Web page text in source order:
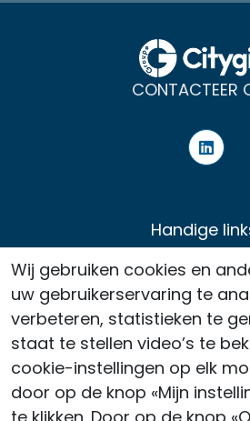
CONTACTEER
Handige
Nieuws
Werving
Contact
Juridische
Wij gebruiken cookies en
uw gebruikerservaring te
verbeteren, statistieken te
staat te stellen video’s te
cookie-instellingen op elk
door op de knop «Mijn